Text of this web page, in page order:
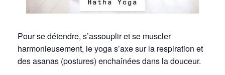
Pour se détendre, s’assouplir et se muscler
harmonieusement, le yoga s’axe sur la respiration et
des asanas (postures) enchaînées dans la douceur.